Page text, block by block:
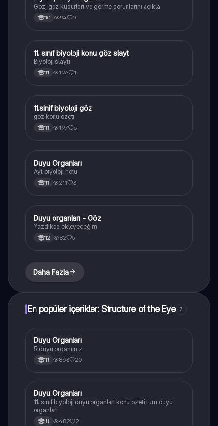
Göz, göz kusurları ve görme sorunlarını açıkla
10 94 0
Biyoloji
11. sınıf biyoloji konu göz slayt
Biyoloji slaytı
11 126 1
Biyoloji
11.sinif biyoloji göz
göz konu ozeti
11 197 6
Biyoloji
Duyu Organları
Ayt biyoloji notu
11 211 3
Biyoloji
Duyu organları - Göz
Yazdikca ekleyeceğim
12 82 5
Daha Fazla
En popüler içerikler: Structure of the Eye 7
Biyoloji
Duyu Organları
5 duyu organımız
11 863 20
Biyoloji
Duyu Organları
11. sınıf biyoloji duyu organlari konu ozeti tum duyu
organlari
11 482 2